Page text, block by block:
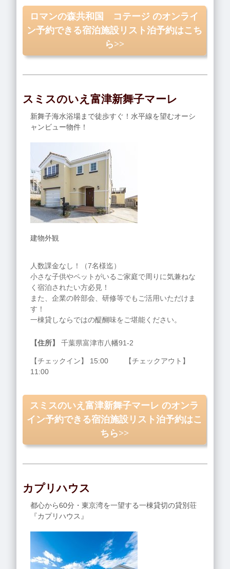
ロマンの森共和国 コテージ のオンライ
ン予約できる宿泊施設リスト泊予約はこち
ら>>
スミスのいえ富津新舞子マーレ
新舞子海水浴場まで徒歩すぐ！水平線を望むオーシ
ャンビュー物件！
建物外観
人数課金なし！（7名様迄）
小さな子供やペットがいるご家庭で周りに気兼ねな
く宿泊されたい方必見！
また、企業の幹部会、研修等でもご活用いただけま
す！
一棟貸しならではの醍醐味をご堪能ください。
【住所】 千葉県富津市八幡91‐2
【チェックイン】 15:00 【チェックアウト】
11:00
スミスのいえ富津新舞子マーレ のオンラ
イン予約できる宿泊施設リスト泊予約はこ
ちら>>
カプリハウス
都心から60分・東京湾を一望する一棟貸切の貸別荘
『カプリハウス』